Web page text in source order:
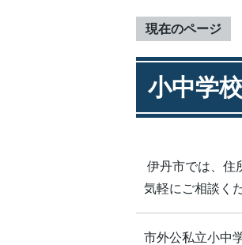
現在のページ
小中学
伊丹市では、住
気軽にご相談く
市外公私立小中